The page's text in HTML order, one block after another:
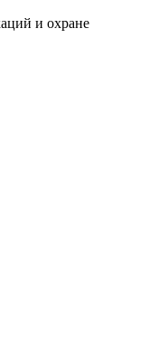
и охране